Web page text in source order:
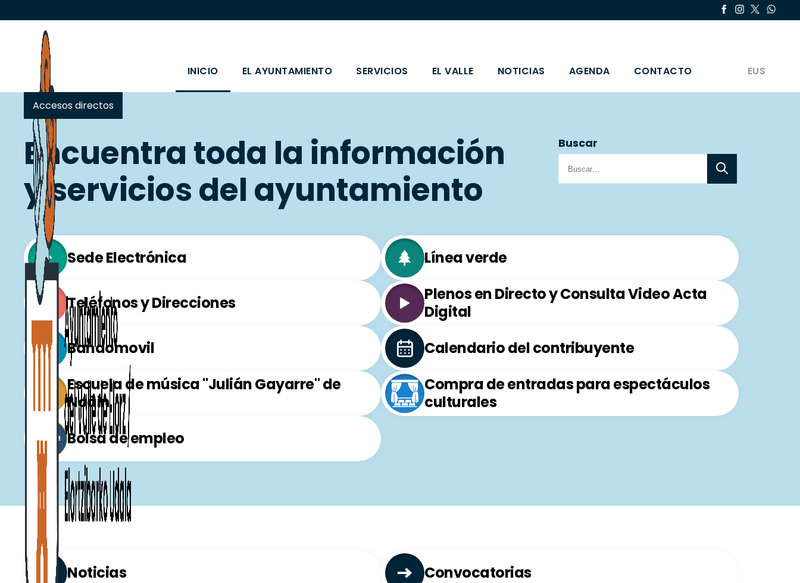
INICIO EL AYUNTAMIENTO SERVICIOS EL VALLE NOTICIAS AGENDA CONTACTO EUS
Accesos directos
Encuentra toda la información
y servicios del ayuntamiento
Buscar
Sede Electrónica Línea verde
Teléfonos y Direcciones
Plenos en Directo y Consulta Video Acta
Digital
Bandomovil
Calendario del contribuyente
Escuela de música "Julián Gayarre" de
Noáin
Compra de entradas para espectáculos
culturales
Bolsa de empleo
Noticias Convocatorias